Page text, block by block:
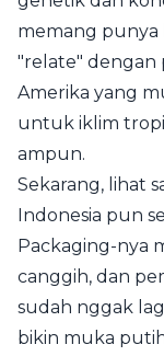
memang punya
"relate" dengan
Amerika yang
untuk iklim
ampun.
Sekarang, lihat
Indonesia pun
Packaging-nya
canggih, dan
sudah nggak
bikin muka